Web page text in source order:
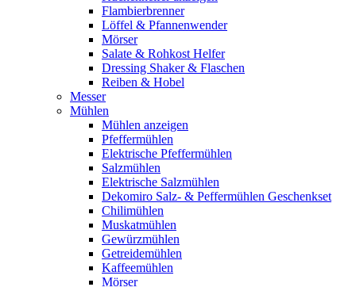
Flambierbrenner
Löffel & Pfannenwender
Mörser
Salate & Rohkost Helfer
Dressing Shaker & Flaschen
Reiben & Hobel
Messer
Mühlen
Mühlen anzeigen
Pfeffermühlen
Elektrische Pfeffermühlen
Salzmühlen
Elektrische Salzmühlen
Dekomiro Salz- & Peffermühlen Geschenkset
Chilimühlen
Muskatmühlen
Gewürzmühlen
Getreidemühlen
Kaffeemühlen
Mörser